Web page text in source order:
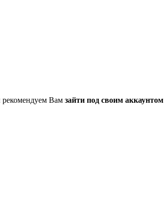
рекомендуем Вам зайти под своим аккаунтом